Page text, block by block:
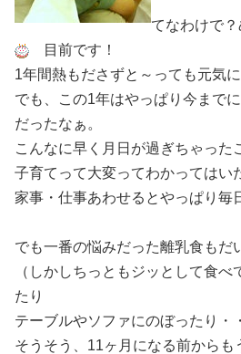
てなわけで
目前です！
1年間熱もださずと～っても元気
でも、この1年はやっぱり今まで
だったなぁ。
こんなに早く月日が過ぎちゃった
子育てって大変ってわかってはい
家事・仕事あわせるとやっぱり毎
でも一番の悩みだった離乳食もだ
（しかしちっともジッとして食
たり
テーブルやソファにのぼったり・
そうそう、11ヶ月になる前からも